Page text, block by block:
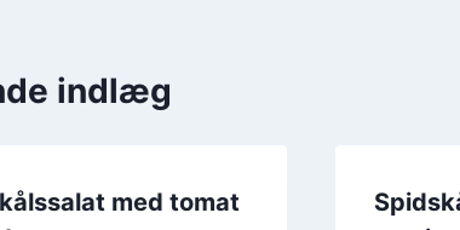
indlæg
med tomat